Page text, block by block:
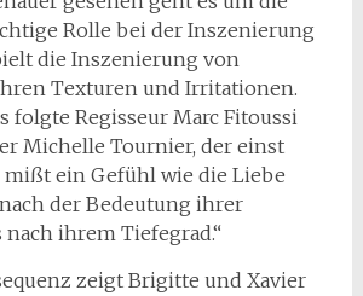
Rolle bei der Inszenierung
die Inszenierung von
Texturen und Irritationen.
folgte Regisseur Marc Fitoussi
Michelle Tournier, der einst
mißt ein Gefühl wie die Liebe
der Bedeutung ihrer
nach ihrem Tiefegrad.“
zeigt Brigitte und Xavier